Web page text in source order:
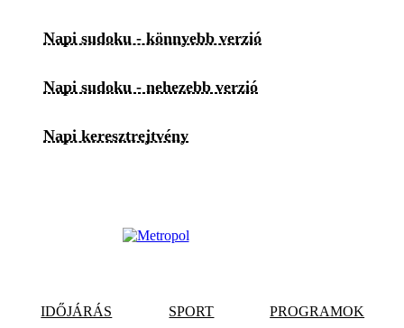
Napi sudoku - könnyebb verzió
Napi sudoku - nehezebb verzió
Napi keresztrejtvény
IDŐJÁRÁS SPORT PROGRAMOK